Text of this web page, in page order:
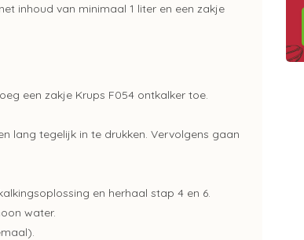
inhoud van minimaal 1 liter en een zakje
een zakje Krups F054 ontkalker toe.
lang tegelijk in te drukken. Vervolgens gaan
en herhaal stap 4 en 6.
water.